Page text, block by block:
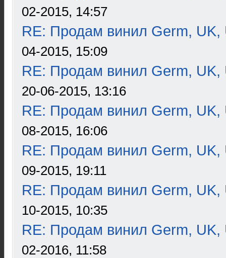
02-2015, 14:57
RE: Продам винил Germ, UK,
04-2015, 15:09
RE: Продам винил Germ, UK,
20-06-2015, 13:16
RE: Продам винил Germ, UK,
08-2015, 16:06
RE: Продам винил Germ, UK,
09-2015, 19:11
RE: Продам винил Germ, UK,
10-2015, 10:35
RE: Продам винил Germ, UK,
02-2016, 11:58